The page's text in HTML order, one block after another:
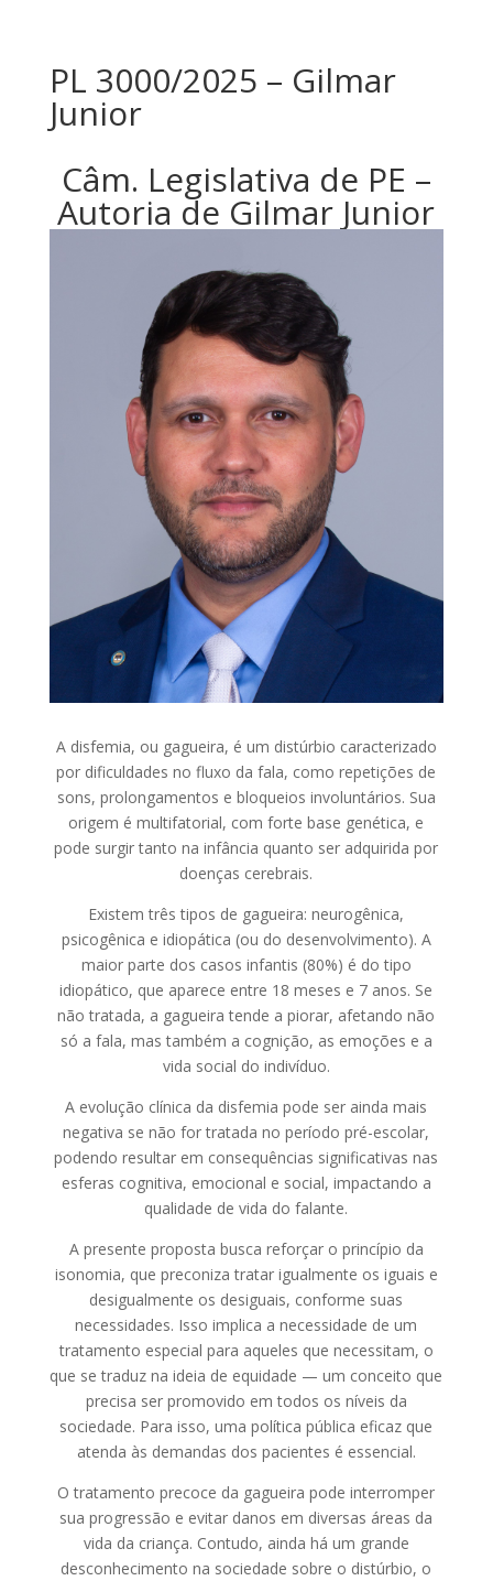
PL 3000/2025 – Gilmar
Junior
Câm. Legislativa de PE –
Autoria de Gilmar Junior
A disfemia, ou gagueira, é um distúrbio caracterizado
por dificuldades no fluxo da fala, como repetições de
sons, prolongamentos e bloqueios involuntários. Sua
origem é multifatorial, com forte base genética, e
pode surgir tanto na infância quanto ser adquirida por
doenças cerebrais.
Existem três tipos de gagueira: neurogênica,
psicogênica e idiopática (ou do desenvolvimento). A
maior parte dos casos infantis (80%) é do tipo
idiopático, que aparece entre 18 meses e 7 anos. Se
não tratada, a gagueira tende a piorar, afetando não
só a fala, mas também a cognição, as emoções e a
vida social do indivíduo.
A evolução clínica da disfemia pode ser ainda mais
negativa se não for tratada no período pré-escolar,
podendo resultar em consequências significativas nas
esferas cognitiva, emocional e social, impactando a
qualidade de vida do falante.
A presente proposta busca reforçar o princípio da
isonomia, que preconiza tratar igualmente os iguais e
desigualmente os desiguais, conforme suas
necessidades. Isso implica a necessidade de um
tratamento especial para aqueles que necessitam, o
que se traduz na ideia de equidade — um conceito que
precisa ser promovido em todos os níveis da
sociedade. Para isso, uma política pública eficaz que
atenda às demandas dos pacientes é essencial.
O tratamento precoce da gagueira pode interromper
sua progressão e evitar danos em diversas áreas da
vida da criança. Contudo, ainda há um grande
desconhecimento na sociedade sobre o distúrbio, o